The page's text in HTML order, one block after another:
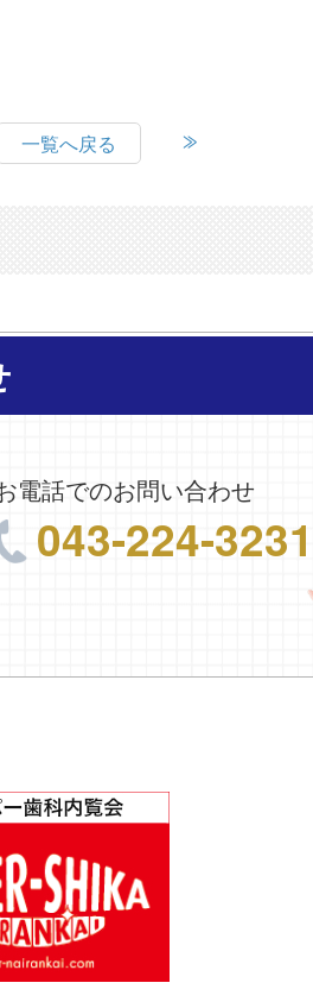
一覧へ戻る
電話でのお問い合わせ
043-224-3231